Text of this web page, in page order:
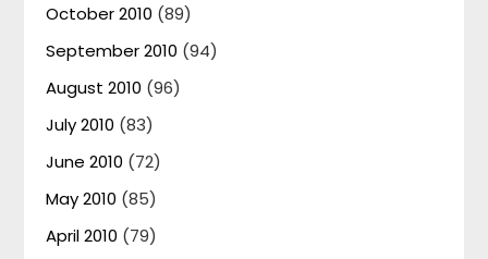
October 2010 (89)
September 2010 (94)
August 2010 (96)
July 2010 (83)
June 2010 (72)
May 2010 (85)
April 2010 (79)